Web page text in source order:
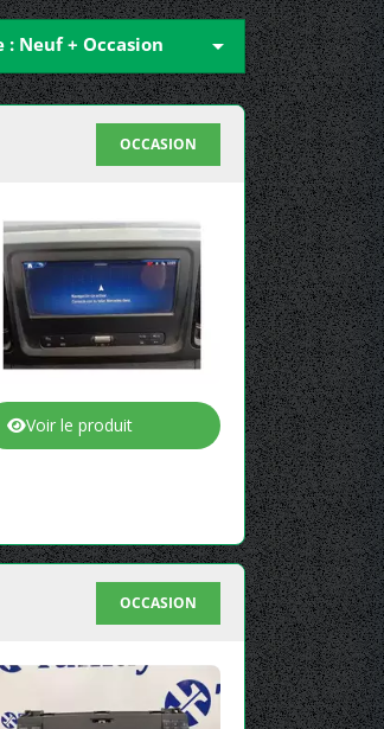
: Neuf + Occasion 
OCCASION
Voir le produit
OCCASION